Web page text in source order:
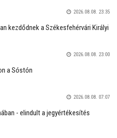
2026.08.08. 23:35
kezdődnek a Székesfehérvári Királyi
2026.08.08. 23:00
a Sóstón
2026.08.08. 07:07
- elindult a jegyértékesítés